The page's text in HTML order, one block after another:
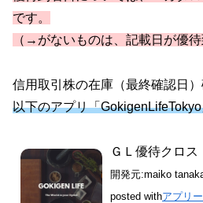
です。
（→がないものは、記載日が優待
信用取引株の在庫（最終確認日）
以下のアプリ「
ＧＬ優待クロス
開発元:maiko
posted withアプリ